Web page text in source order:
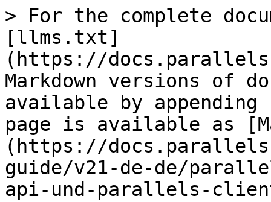
> For the complete
[llms.txt]
(https://
Markdown versions of
available by
page is available as
(https://
guide/v21-de-de/
api-und-parallels-